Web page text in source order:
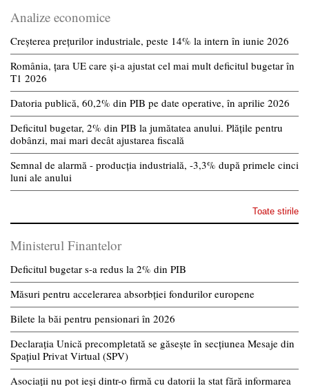
Analize economice
Creșterea prețurilor industriale, peste 14% la intern în iunie 2026
România, țara UE care și-a ajustat cel mai mult deficitul bugetar în
T1 2026
Datoria publică, 60,2% din PIB pe date operative, în aprilie 2026
Deficitul bugetar, 2% din PIB la jumătatea anului. Plățile pentru
dobânzi, mai mari decât ajustarea fiscală
Semnal de alarmă - producția industrială, -3,3% după primele cinci
luni ale anului
Toate stirile
Ministerul Finantelor
Deficitul bugetar s-a redus la 2% din PIB
Măsuri pentru accelerarea absorbției fondurilor europene
Bilete la băi pentru pensionari în 2026
Declarația Unică precompletată se găsește în secțiunea Mesaje din
Spațiul Privat Virtual (SPV)
Asociații nu pot ieși dintr-o firmă cu datorii la stat fără informarea